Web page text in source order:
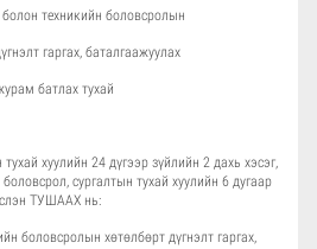
техникийн боловсролын
гаргах, баталгаажуулах
батлах тухай
хуулийн 24 дүгээр зүйлийн 2 дахь хэсэг,
сургалтын тухай хуулийн 6 дугаар
ТУШААХ нь:
боловсролын хөтөлбөрт дүгнэлт гаргах,